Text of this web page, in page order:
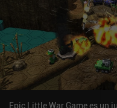
Epic Little War Game es un